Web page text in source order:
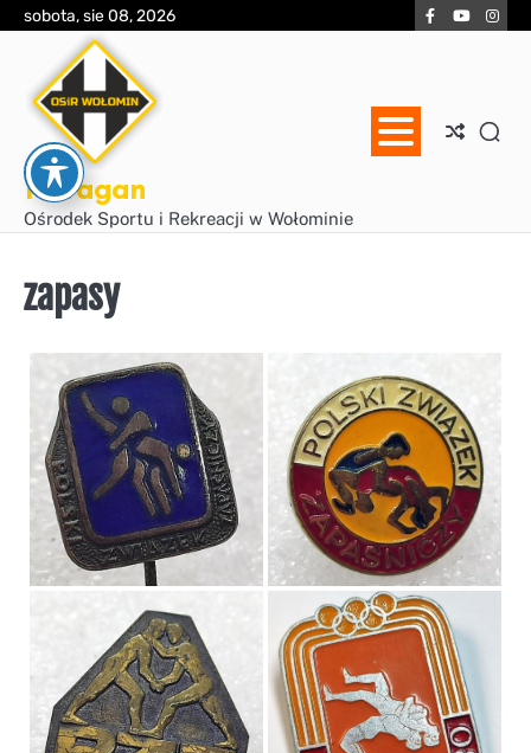
Skip
content
sobota, sie 08, 2026 Facebook
YouTube
Huragan
Ośrodek Sportu i Rekreacji w Wołominie
zapasy